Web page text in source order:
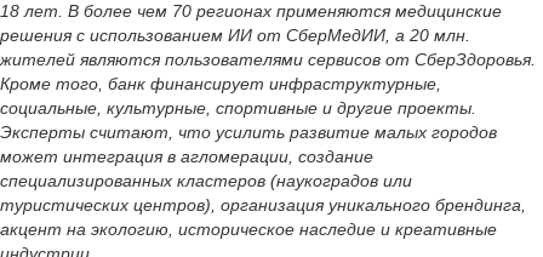
18 лет. В более чем 70 регионах применяются медицинские
решения с использованием ИИ от СберМедИИ, а 20 млн.
жителей являются пользователями сервисов от СберЗдоровья.
Кроме того, банк финансирует инфраструктурные,
социальные, культурные, спортивные и другие проекты.
Эксперты считают, что усилить развитие малых городов
может интеграция в агломерации, создание
специализированных кластеров (наукоградов или
туристических центров), организация уникального брендинга,
акцент на экологию, историческое наследие и креативные